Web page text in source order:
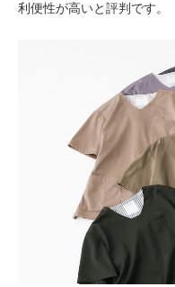
利便性が高いと評判です。